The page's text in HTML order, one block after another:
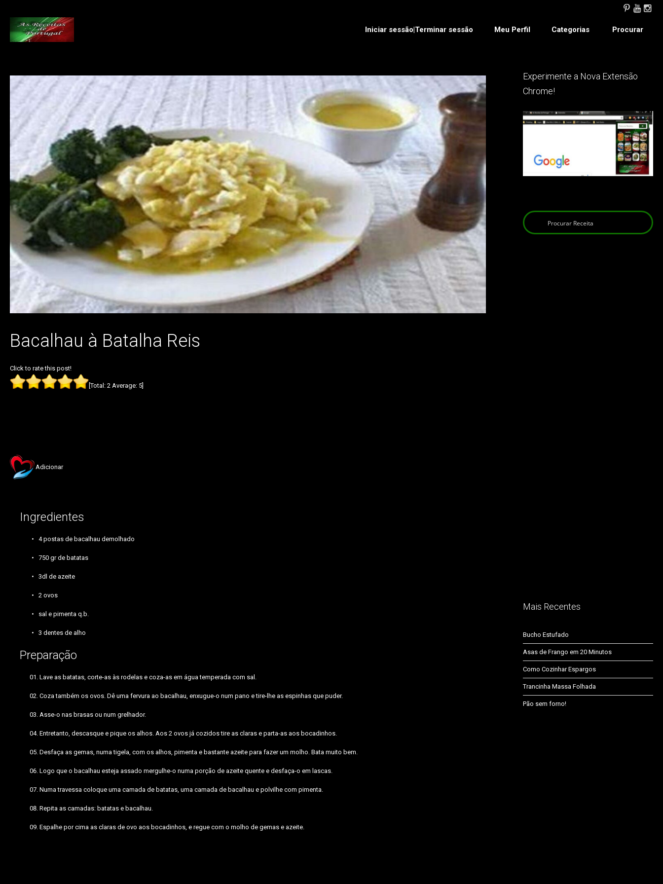
Iniciar sessão|Terminar sessão Meu Perfil Categorias Procurar
Bacalhau à Batalha Reis
Click to rate this post!
[Total: 2 Average: 5
Adicionar
Ingredientes
4 postas de bacalhau demolhado
750 gr de batatas
3dl de azeite
2 ovos
sal e pimenta q.b.
3 dentes de alho
Preparação
Lave as batatas, corte-as às rodelas e coza-as em água temperada com sal.
Coza também os ovos. Dê uma fervura ao bacalhau, enxugue-o num pano e tire-lhe as espinhas que puder.
Asse-o nas brasas ou num grelhador.
Entretanto, descasque e pique os alhos. Aos 2 ovos já cozidos tire as claras e parta-as aos bocadinhos.
Desfaça as gemas, numa tigela, com os alhos, pimenta e bastante azeite para fazer um molho. Bata muito bem.
Logo que o bacalhau esteja assado mergulhe-o numa porção de azeite quente e desfaça-o em lascas.
Numa travessa coloque uma camada de batatas, uma camada de bacalhau e polvilhe com pimenta.
Repita as camadas: batatas e bacalhau.
Espalhe por cima as claras de ovo aos bocadinhos, e regue com o molho de gemas e azeite.
Experimente a Nova Extensão
Chrome!
Mais Recentes
Bucho Estufado
Asas de Frango em 20 Minutos
Como Cozinhar Espargos
Trancinha Massa Folhada
Pão sem forno!